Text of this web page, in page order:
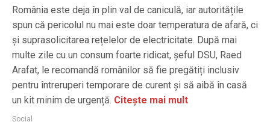
România este deja în plin val de caniculă, iar autoritățile
spun că pericolul nu mai este doar temperatura de afară, ci
și suprasolicitarea rețelelor de electricitate. După mai
multe zile cu un consum foarte ridicat, șeful DSU, Raed
Arafat, le recomandă românilor să fie pregătiți inclusiv
pentru întreruperi temporare de curent și să aibă în casă
un kit minim de urgență. Citește mai mult
Social